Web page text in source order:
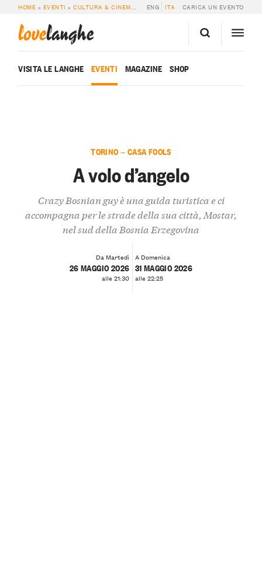
HOME » EVENTI »CULTURA & CINEMA » A VOLO D’ANGELO
ENG ITA CARICA UN EVENTO
lovelanghe
VISITA LE LANGHE EVENTI MAGAZINE SHOP
TORINO — CASA FOOLS
A volo d’angelo
Crazy Bosnian guy è una guida turistica e ci
accompagna per le strade della sua città, Mostar,
nel sud della Bosnia Erzegovina
Da Martedì
26 MAGGIO 2026
alle 21:30
A Domenica
31 MAGGIO 2026
alle 22:25